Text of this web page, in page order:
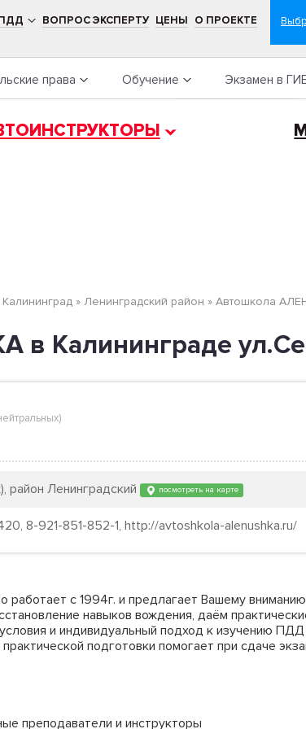
ВОПРОС ЭКСПЕРТУ ЦЕНЫ О ПРОЕКТЕ
права Обучение Экзамен в
Калининград » Ленинградский район » Автошкола
Калининграде
)
район Ленинградский посмотреть на карте
8-921-851-852-1, http://avtoshkola-alenushka.ru/
с 1994г. и предлагает Вашему
навыков вождения, даём
и индивидуальный подход к изучению ПДД
подготовки помогает при сдаче
преподаватели и инструкторы